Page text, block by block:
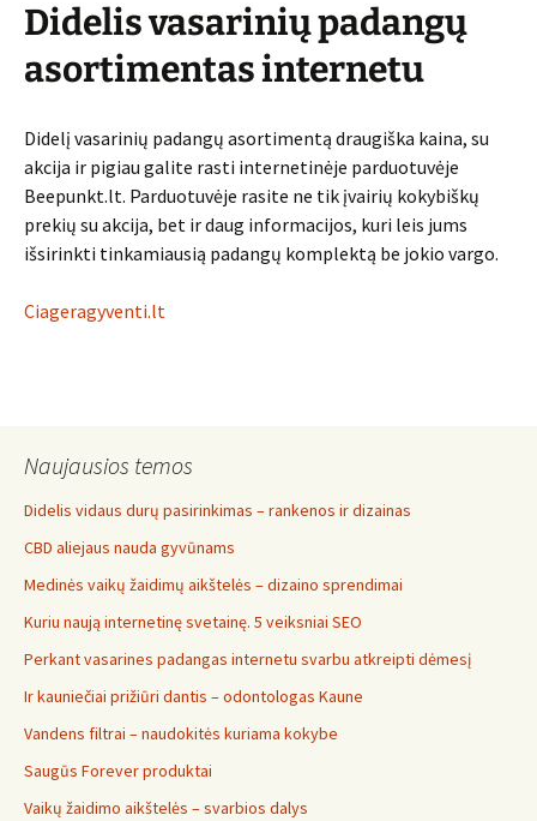
Didelis vasarinių padangų
asortimentas internetu
Didelį vasarinių padangų asortimentą draugiška kaina, su
akcija ir pigiau galite rasti internetinėje parduotuvėje
Beepunkt.lt. Parduotuvėje rasite ne tik įvairių kokybiškų
prekių su akcija, bet ir daug informacijos, kuri leis jums
išsirinkti tinkamiausią padangų komplektą be jokio vargo.
Ciageragyventi.lt
Naujausios temos
Didelis vidaus durų pasirinkimas – rankenos ir dizainas
CBD aliejaus nauda gyvūnams
Medinės vaikų žaidimų aikštelės – dizaino sprendimai
Kuriu naują internetinę svetainę. 5 veiksniai SEO
Perkant vasarines padangas internetu svarbu atkreipti dėmesį
Ir kauniečiai prižiūri dantis – odontologas Kaune
Vandens filtrai – naudokitės kuriama kokybe
Saugūs Forever produktai
Vaikų žaidimo aikštelės – svarbios dalys